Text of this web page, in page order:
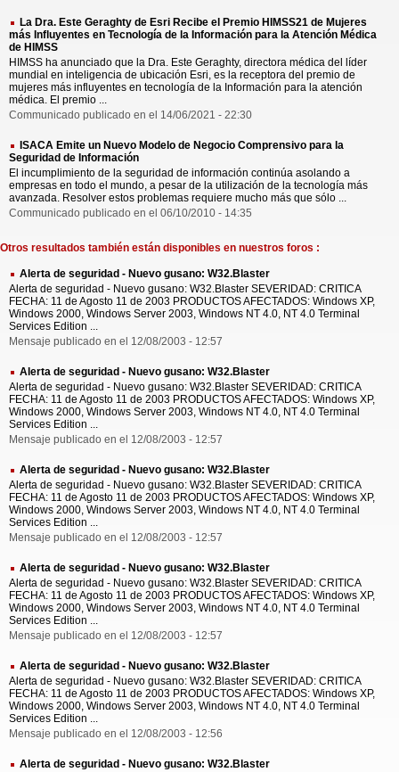
La Dra. Este Geraghty de Esri Recibe el Premio HIMSS21 de Mujeres
más Influyentes en Tecnología de la Información para la Atención Médica
de HIMSS
HIMSS ha anunciado que la Dra. Este Geraghty, directora médica del líder
mundial en inteligencia de ubicación Esri, es la receptora del premio de
mujeres más influyentes en tecnología de la Información para la atención
médica. El premio ...
Communicado publicado en el 14/06/2021 - 22:30
ISACA Emite un Nuevo Modelo de Negocio Comprensivo para la
Seguridad de Información
El incumplimiento de la seguridad de información continúa asolando a
empresas en todo el mundo, a pesar de la utilización de la tecnología más
avanzada. Resolver estos problemas requiere mucho más que sólo ...
Communicado publicado en el 06/10/2010 - 14:35
Otros resultados también están disponibles en nuestros foros :
Alerta de seguridad - Nuevo gusano: W32.Blaster
Alerta de seguridad - Nuevo gusano: W32.Blaster SEVERIDAD: CRITICA
FECHA: 11 de Agosto 11 de 2003 PRODUCTOS AFECTADOS: Windows XP,
Windows 2000, Windows Server 2003, Windows NT 4.0, NT 4.0 Terminal
Services Edition ...
Mensaje publicado en el 12/08/2003 - 12:57
Alerta de seguridad - Nuevo gusano: W32.Blaster
Alerta de seguridad - Nuevo gusano: W32.Blaster SEVERIDAD: CRITICA
FECHA: 11 de Agosto 11 de 2003 PRODUCTOS AFECTADOS: Windows XP,
Windows 2000, Windows Server 2003, Windows NT 4.0, NT 4.0 Terminal
Services Edition ...
Mensaje publicado en el 12/08/2003 - 12:57
Alerta de seguridad - Nuevo gusano: W32.Blaster
Alerta de seguridad - Nuevo gusano: W32.Blaster SEVERIDAD: CRITICA
FECHA: 11 de Agosto 11 de 2003 PRODUCTOS AFECTADOS: Windows XP,
Windows 2000, Windows Server 2003, Windows NT 4.0, NT 4.0 Terminal
Services Edition ...
Mensaje publicado en el 12/08/2003 - 12:57
Alerta de seguridad - Nuevo gusano: W32.Blaster
Alerta de seguridad - Nuevo gusano: W32.Blaster SEVERIDAD: CRITICA
FECHA: 11 de Agosto 11 de 2003 PRODUCTOS AFECTADOS: Windows XP,
Windows 2000, Windows Server 2003, Windows NT 4.0, NT 4.0 Terminal
Services Edition ...
Mensaje publicado en el 12/08/2003 - 12:57
Alerta de seguridad - Nuevo gusano: W32.Blaster
Alerta de seguridad - Nuevo gusano: W32.Blaster SEVERIDAD: CRITICA
FECHA: 11 de Agosto 11 de 2003 PRODUCTOS AFECTADOS: Windows XP,
Windows 2000, Windows Server 2003, Windows NT 4.0, NT 4.0 Terminal
Services Edition ...
Mensaje publicado en el 12/08/2003 - 12:56
Alerta de seguridad - Nuevo gusano: W32.Blaster